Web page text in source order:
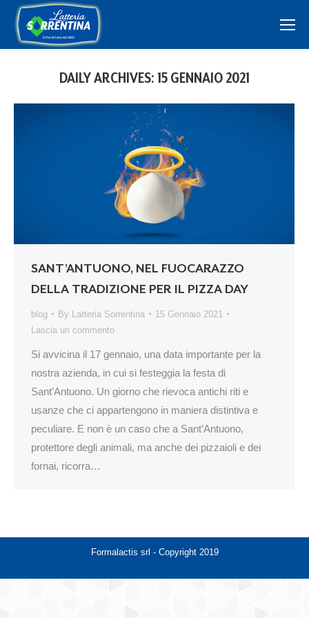
DAILY ARCHIVES: 15 GENNAIO 2021
SANT’ANTUONO, NEL FUOCARAZZO
DELLA TRADIZIONE PER IL PIZZA DAY
blog By Latteria Sorrentina
15 Gennaio 2021
Lascia un commento
Si avvicina il 17 gennaio, una data importante per la
nostra azienda, in cui si festeggia la festa di
Sant’Antuono. Un giorno che rievoca antichi riti e
usanze che ci appartengono in maniera distintiva e
peculiare. E non è un caso che a Sant’Antuono,
protettore degli animali, ma anche dei pizzaioli e dei
fornai, ricorra…
Formalactis srl - Copyright 2019